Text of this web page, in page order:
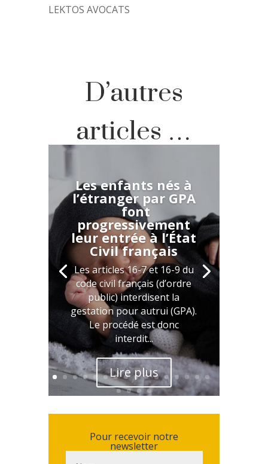
LEKTOS AVOCATS
D’autres
articles …
Les enfants nés à
l’étranger par GPA
font
progressivement
leur entrée à l’État
Civil français
Les articles 16-7 et 16-9 du
code civil français (d’ordre
public) interdisent la
gestation pour autrui (GPA).
Le procédé est donc
interdit...
Lire plus
Pour recevoir notre
newsletter